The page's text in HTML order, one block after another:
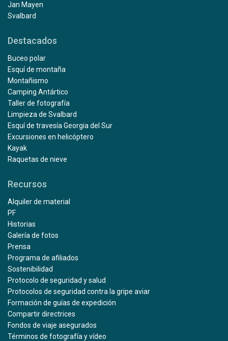
Jan Mayen
Svalbard
Destacados
Buceo polar
Esquí de montaña
Montañismo
Camping Antártico
Taller de fotografía
Limpieza de Svalbard
Esquí de travesía Georgia del Sur
Excursiones en helicóptero
Kayak
Raquetas de nieve
Recursos
Alquiler de material
PF
Historias
Galería de fotos
Prensa
Programa de afiliados
Sostenibilidad
Protocolo de seguridad y salud
Protocolos de seguridad contra la gripe aviar
Formación de guías de expedición
Compartir directrices
Fondos de viaje asegurados
Términos de fotografía y vídeo